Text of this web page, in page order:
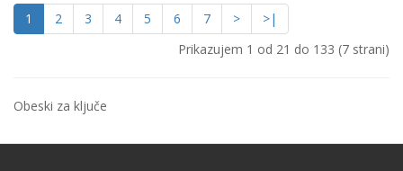
1 2 3 4 5 6 7 >
>|
Prikazujem 1 od 21 do 133 (7 strani)
Obeski za ključe